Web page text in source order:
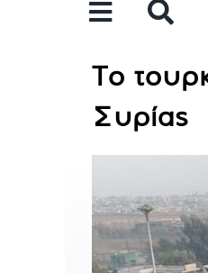
Το
Συρίας